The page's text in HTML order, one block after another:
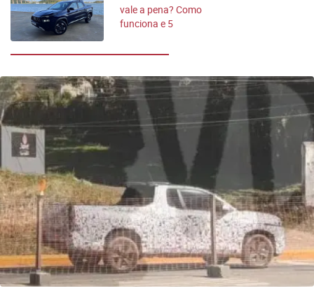
vale a pena? Como
funciona e 5
tecnologia